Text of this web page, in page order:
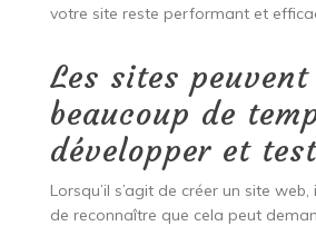
votre site reste performant et
Les sites
beaucoup de
développer et
Lorsqu’il s’agit de créer un site
de reconnaître que cela peut